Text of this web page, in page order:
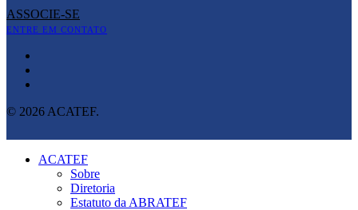
ASSOCIE-SE
ENTRE EM CONTATO
© 2026 ACATEF.
ACATEF
Sobre
Diretoria
Estatuto da ABRATEF